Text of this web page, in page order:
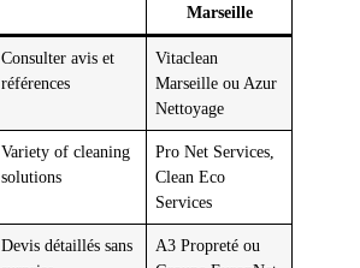
Marseille
Consulter avis et
références
Vitaclean
Marseille ou Azur
Nettoyage
Variety of cleaning
solutions
Pro Net Services,
Clean Eco
Services
Devis détaillés sans
A3 Propreté ou